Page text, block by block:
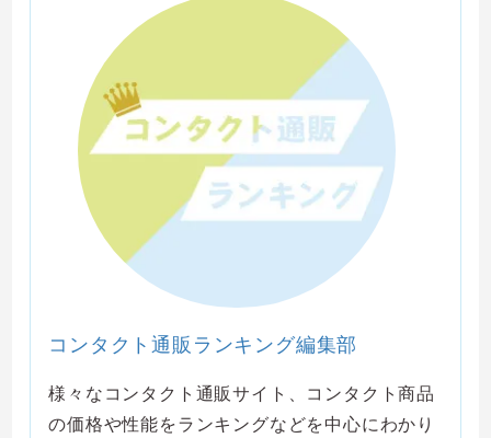
コンタクト通販ランキング編集部
様々なコンタクト通販サイト、コンタクト商品
の価格や性能をランキングなどを中心にわかり